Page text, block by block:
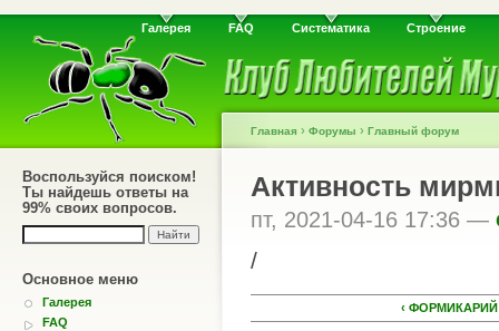
Галерея FAQ Систематика Строение
Воспользуйся поиском!
Ты найдешь ответы на
99% своих вопросов.
Основное меню
Галерея
FAQ
Главная › Форумы › Главный форум
Активность
пт, 2021-04-16 17:36 —
/
‹